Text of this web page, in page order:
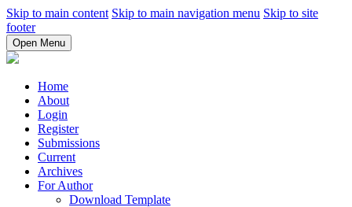
Skip to main content Skip to main navigation menu Skip to site
footer
Open Menu
Home
About
Login
Register
Submissions
Current
Archives
For Author
Download Template